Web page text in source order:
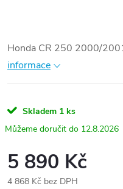
Honda CR 250 2000/
informace
Skladem 1 ks
12.8.2026
5 890 Kč
4 868 Kč bez DPH